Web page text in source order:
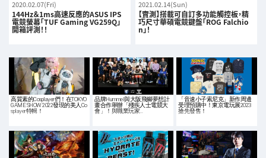
2020.02.07(Fri)
144Hz＆1ms高速反應的ASUS IPS
電競螢幕「TUF Gaming VG259Q」
開箱評測！！
2021.02.14(Sun)
【實測】搭載可自訂多功能觸控板，精
巧尺寸華碩電競鍵盤「ROG Falchio
n」！
高質素的Cosplayer們！在TOKYO
GAME SHOW 2022發現的美人Co
splayer特輯！
品牌Hummel與大阪飛腳夢想計
畫合作舉辦「殘疾人士電競大
會」！與職業玩家…
「音速小子索尼克」新作周邊
受理預購中！東京電玩展2023
搶先發售！